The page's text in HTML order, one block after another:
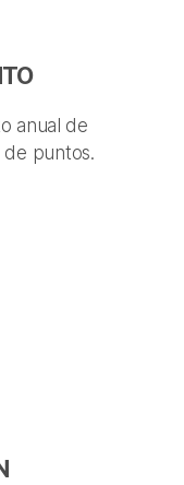
anual de
de puntos.